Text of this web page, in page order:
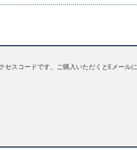
コードです。ご購入いただくとEメールに